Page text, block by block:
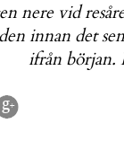
nere vid
innan det
ifrån början.